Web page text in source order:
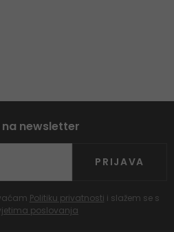
newsletter
PRIJAVA
Politiku privatnosti i slažem se s
poslovanja